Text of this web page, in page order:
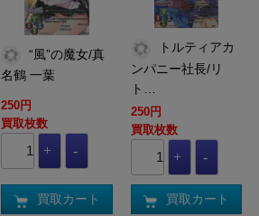
“風”の魔女/真
名鶴 一葉
250円
買取枚数
買取カート
ンパニー社長/リ
ト…
250円
買取枚数
買取カート